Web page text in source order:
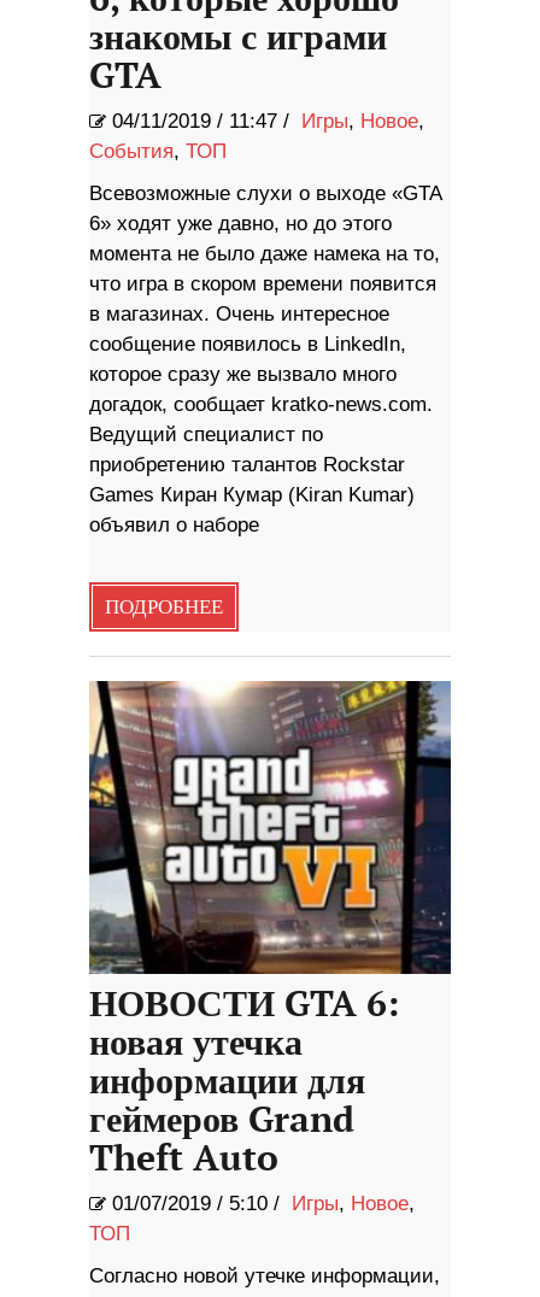
знакомы с играми
GTA
04/11/2019 / 11:47 / Игры, Новое,
События, ТОП
Всевозможные слухи о выходе «GTA
6» ходят уже давно, но до этого
момента не было даже намека на то,
что игра в скором времени появится
в магазинах. Очень интересное
сообщение появилось в LinkedIn,
которое сразу же вызвало много
догадок, сообщает kratko-news.com.
Ведущий специалист по
приобретению талантов Rockstar
Games Киран Кумар (Kiran Kumar)
объявил о наборе
ПОДРОБНЕЕ
НОВОСТИ GTA 6:
новая утечка
информации для
геймеров Grand
Theft Auto
01/07/2019 / 5:10 / Игры, Новое,
ТОП
Согласно новой утечке информации,